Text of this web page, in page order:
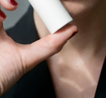
3.4
17 Comentarios